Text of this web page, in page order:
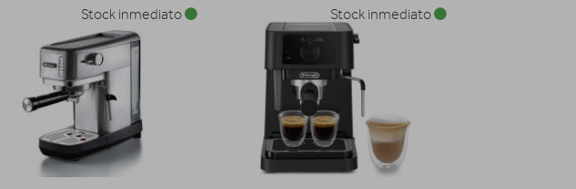
Stock inmediato Stock inmediato